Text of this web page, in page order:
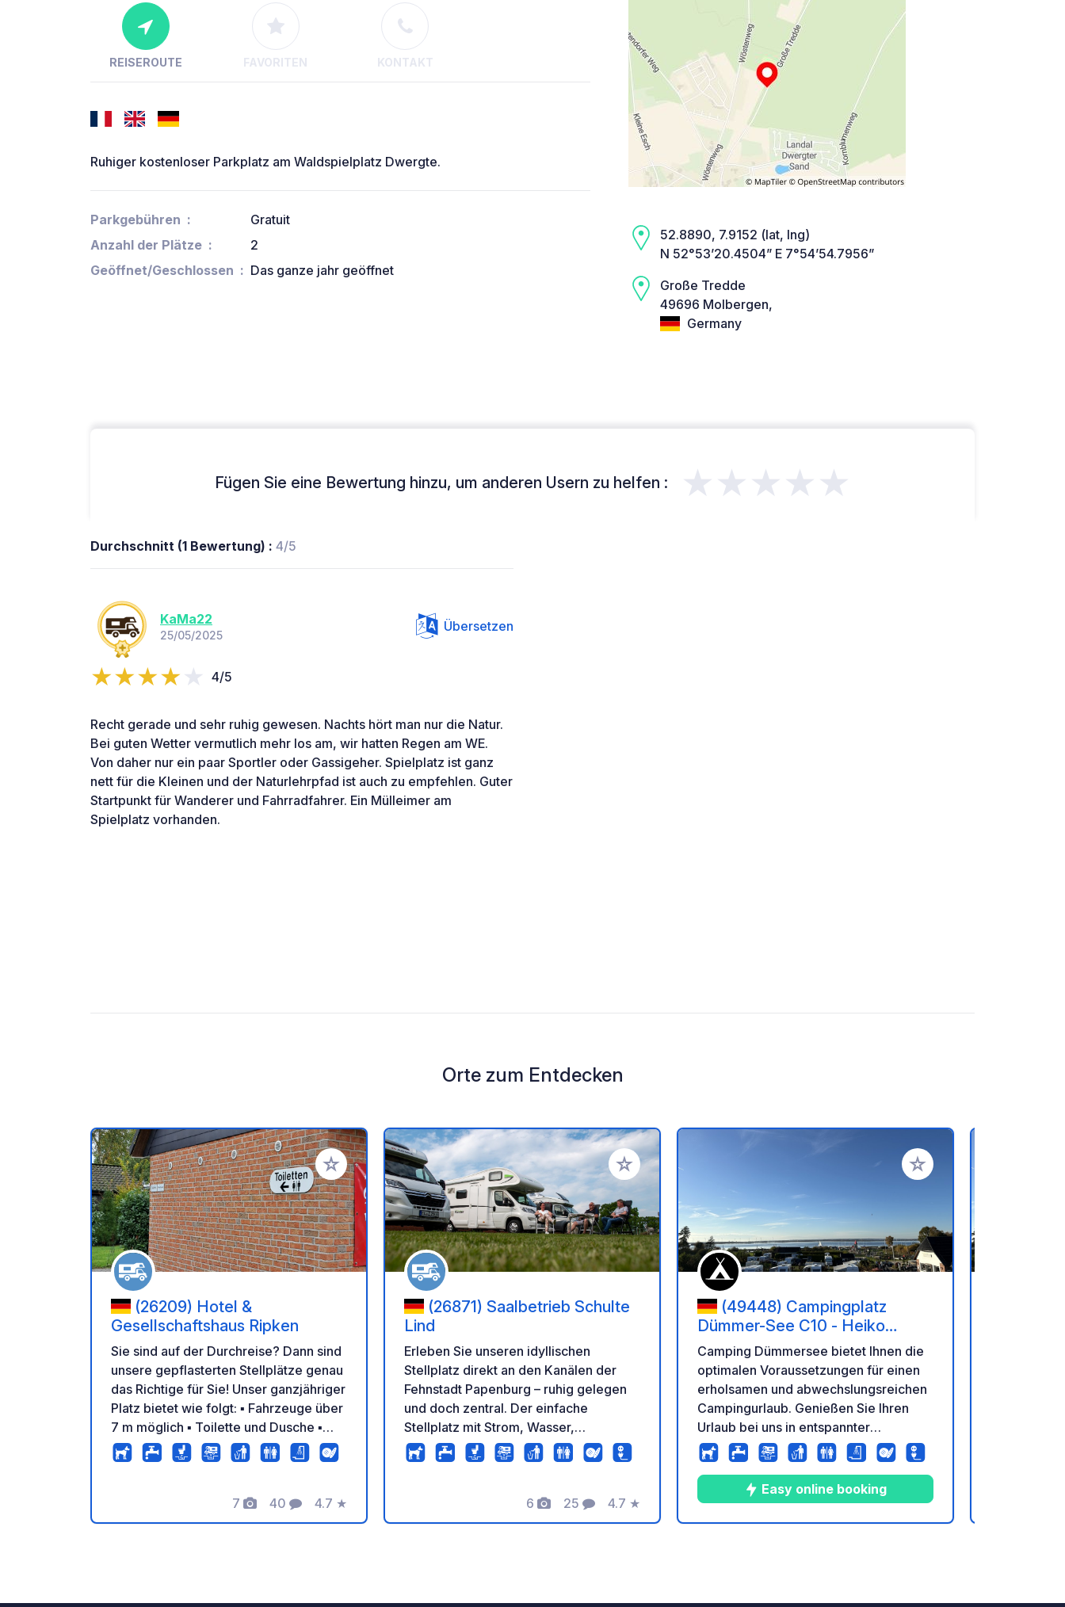
REISEROUTE FAVORITEN KONTAKT
Ruhiger kostenloser Parkplatz am Waldspielplatz Dwergte.
Parkgebühren
Gratuit
Anzahl der Plätze
2
Geöffnet/Geschlossen
Das ganze jahr geöffnet
52.8890, 7.9152 (lat, lng)
N 52°53’20.4504” E 7°54’54.7956”
Große Tredde
49696 Molbergen,
Germany
Fügen Sie eine Bewertung hinzu, um anderen Usern zu helfen : ★★★★★
Durchschnitt (1 Bewertung) : 4/5
KaMa22
25/05/2025
Übersetzen
4/5
Recht gerade und sehr ruhig gewesen. Nachts hört man nur die Natur.
Bei guten Wetter vermutlich mehr los am, wir hatten Regen am WE.
Von daher nur ein paar Sportler oder Gassigeher. Spielplatz ist ganz
nett für die Kleinen und der Naturlehrpfad ist auch zu empfehlen. Guter
Startpunkt für Wanderer und Fahrradfahrer. Ein Mülleimer am
Spielplatz vorhanden.
Orte zum Entdecken
Zu Ihren Favoriten hinzufügen
(26209) Hotel &
Gesellschaftshaus Ripken
Sie sind auf der Durchreise? Dann sind
unsere gepflasterten Stellplätze genau
das Richtige für Sie! Unser ganzjähriger
Platz bietet wie folgt: ▪ Fahrzeuge über
7 m möglich ▪ Toilette und Dusche ▪
Strom ▪ Entsorgungseinrichtung ▪
Entsorgung mit Bodeneinlass ▪
Frischwasser ▪ Brötchenservice ▪
Frühstücksangebot (nur mit
7
Fotos
40
Kommentare
4.7
Bewertung
★
Zu Ihren Favoriten hinzufügen
(26871) Saalbetrieb Schulte
Lind
Erleben Sie unseren idyllischen
Stellplatz direkt an den Kanälen der
Fehnstadt Papenburg – ruhig gelegen
und doch zentral. Der einfache
Stellplatz mit Strom, Wasser,
Entsorgungsstation und WC bietet
Ihnen einen ruhigen Aufenthalt für 15€
regionaler Bäcker, eine Eisdiele,
Restaurants und Einkaufsmöglichkeiten
6
Fotos
25
Kommentare
4.7
Bewertung
★
(49448) Campingplatz
Dümmer-See C10 - Heiko
Picksmeier-Piening
Camping Dümmersee bietet Ihnen die
optimalen Voraussetzungen für einen
erholsamen und abwechslungsreichen
Campingurlaub. Genießen Sie Ihren
Urlaub bei uns in entspannter
Familienatmosphäre und entdecken Sie
den reizvollen Naturpark Dümmer!
Easy online booking